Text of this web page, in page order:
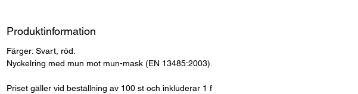
Produktinformation
Färger: Svart, röd.
Nyckelring med mun mot mun-mask (EN 13485:2003).
Priset gäller vid beställning av 100 st och inkluderar 1 f